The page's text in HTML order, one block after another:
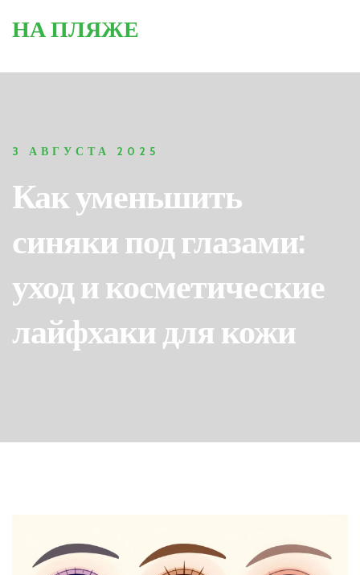
НА ПЛЯЖЕ
3 АВГУСТА 2025
Как уменьшить
синяки под глазами:
уход и косметические
лайфхаки для кожи